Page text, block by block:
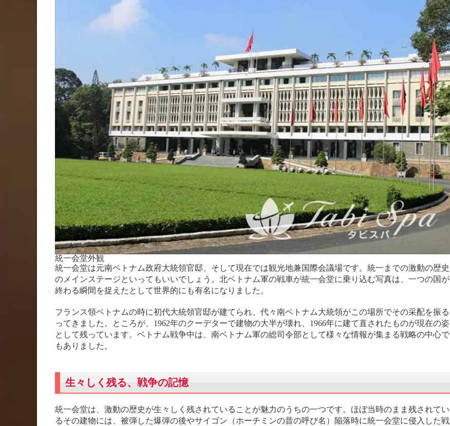
統一会堂外観
統一会堂は元南ベトナム政府大統領官邸、そして現在では観光地兼国際会議場です。統一までの激動の歴史
のメインステージといってもいいでしょう。北ベトナム軍の戦車が統一会堂に乗り込む写真は、一つの国が
終わる瞬間を捉えたとして世界的にも有名になりました。
フランス領ベトナムの時に初代大統領官邸が建てられ、代々南ベトナム大統領がこの場所でその采配を振る
ってきました。ところが、1962年のクーデターで建物の大半が壊れ、1966年に建て直されたものが現在の姿
として残っています。ベトナム戦争中は、南ベトナム軍の総司令部として様々な情報が集まる戦略の中心で
もありました。
生々しく残る、戦争の記憶
統一会堂は、激動の歴史が生々しく残されていることが魅力のうちの一つです。ほぼ当時のまま残されてい
るその建物には、被弾した爆弾の後やサイゴン（ホーチミンの昔の呼び名）陥落時に統一会堂に侵入した戦